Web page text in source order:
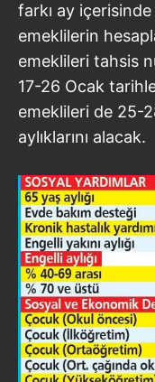
Çerezlere ilişkin
vasıtasıyla
için Ayarlar butonuna
Metnimiziziyaret
6698 sayılı Kişisel
hazırlanmış
ilgili mevzuata uygun
almak için lütfen
farkı ay
emeklilerin
emeklileri tahsis
17-26 Ocak
emeklileri de 25-
aylıklarını alacak.